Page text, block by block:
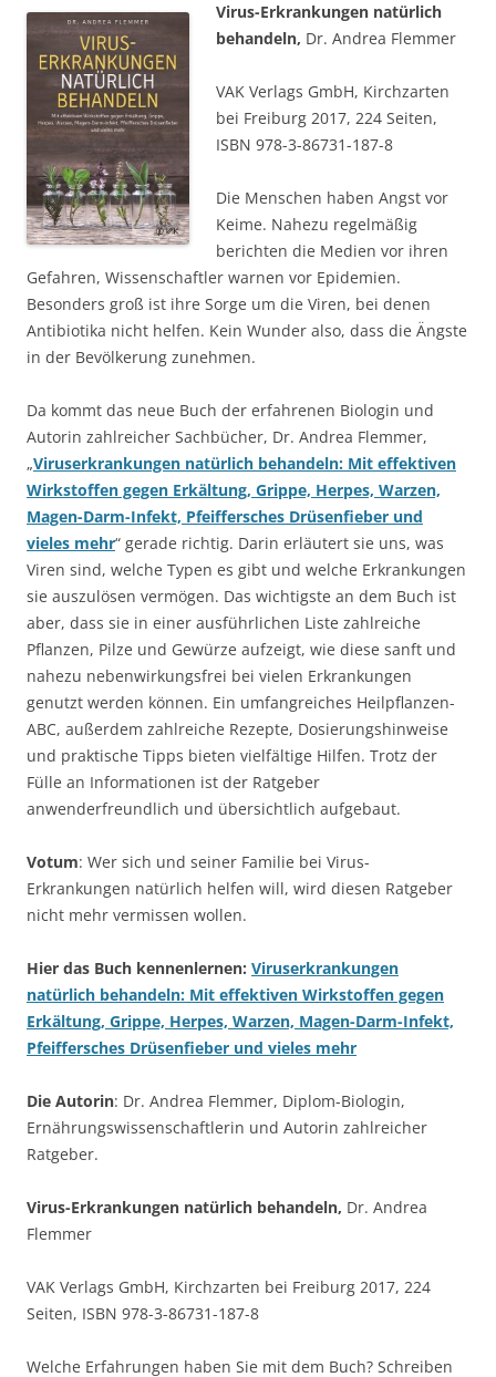
Virus-Erkrankungen natürlich
behandeln, Dr. Andrea Flemmer
VAK Verlags GmbH, Kirchzarten
bei Freiburg 2017, 224 Seiten,
ISBN 978-3-86731-187-8
Die Menschen haben Angst vor
Keime. Nahezu regelmäßig
berichten die Medien vor ihren
Gefahren, Wissenschaftler warnen vor Epidemien.
Besonders groß ist ihre Sorge um die Viren, bei denen
Antibiotika nicht helfen. Kein Wunder also, dass die Ängste
in der Bevölkerung zunehmen.
Da kommt das neue Buch der erfahrenen Biologin und
Autorin zahlreicher Sachbücher, Dr. Andrea Flemmer,
„Viruserkrankungen natürlich behandeln: Mit effektiven
Wirkstoffen gegen Erkältung, Grippe, Herpes, Warzen,
Magen-Darm-Infekt, Pfeiffersches Drüsenfieber und
vieles mehr“ gerade richtig. Darin erläutert sie uns, was
Viren sind, welche Typen es gibt und welche Erkrankungen
sie auszulösen vermögen. Das wichtigste an dem Buch ist
aber, dass sie in einer ausführlichen Liste zahlreiche
Pflanzen, Pilze und Gewürze aufzeigt, wie diese sanft und
nahezu nebenwirkungsfrei bei vielen Erkrankungen
genutzt werden können. Ein umfangreiches Heilpflanzen-
ABC, außerdem zahlreiche Rezepte, Dosierungshinweise
und praktische Tipps bieten vielfältige Hilfen. Trotz der
Fülle an Informationen ist der Ratgeber
anwenderfreundlich und übersichtlich aufgebaut.
Votum: Wer sich und seiner Familie bei Virus-
Erkrankungen natürlich helfen will, wird diesen Ratgeber
nicht mehr vermissen wollen.
Hier das Buch kennenlernen: Viruserkrankungen
natürlich behandeln: Mit effektiven Wirkstoffen gegen
Erkältung, Grippe, Herpes, Warzen, Magen-Darm-Infekt,
Pfeiffersches Drüsenfieber und vieles mehr
Die Autorin: Dr. Andrea Flemmer, Diplom-Biologin,
Ernährungswissenschaftlerin und Autorin zahlreicher
Ratgeber.
Virus-Erkrankungen natürlich behandeln, Dr. Andrea
Flemmer
VAK Verlags GmbH, Kirchzarten bei Freiburg 2017, 224
Seiten, ISBN 978-3-86731-187-8
Welche Erfahrungen haben Sie mit dem Buch? Schreiben